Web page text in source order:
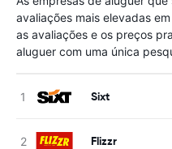
avaliações mais elevadas
as avaliações e os preços
aluguer com uma única
Sixt
Flizzr